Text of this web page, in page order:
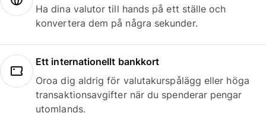
Ha dina valutor till hands på ett ställe och
konvertera dem på några sekunder.
Ett internationellt bankkort
Oroa dig aldrig för valutakurspålägg eller höga
transaktionsavgifter när du spenderar pengar
utomlands.